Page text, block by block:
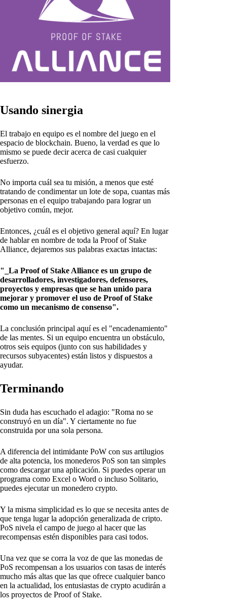
Usando sinergia
El trabajo en equipo es el nombre del juego en el
espacio de blockchain. Bueno, la verdad es que lo
mismo se puede decir acerca de casi cualquier
esfuerzo.
No importa cuál sea tu misión, a menos que esté
tratando de condimentar un lote de sopa, cuantas más
personas en el equipo trabajando para lograr un
objetivo común, mejor.
Entonces, ¿cuál es el objetivo general aquí? En lugar
de hablar en nombre de toda la Proof of Stake
Alliance, dejaremos sus palabras exactas intactas:
"_La Proof of Stake Alliance es un grupo de
desarrolladores, investigadores, defensores,
proyectos y empresas que se han unido para
mejorar y promover el uso de Proof of Stake
como un mecanismo de consenso".
La conclusión principal aquí es el "encadenamiento"
de las mentes. Si un equipo encuentra un obstáculo,
otros seis equipos (junto con sus habilidades y
recursos subyacentes) están listos y dispuestos a
ayudar.
Terminando
Sin duda has escuchado el adagio: "Roma no se
construyó en un día". Y ciertamente no fue
construida por una sola persona.
A diferencia del intimidante PoW con sus artilugios
de alta potencia, los monederos PoS son tan simples
como descargar una aplicación. Si puedes operar un
programa como Excel o Word o incluso Solitario,
puedes ejecutar un monedero crypto.
Y la misma simplicidad es lo que se necesita antes de
que tenga lugar la adopción generalizada de cripto.
PoS nivela el campo de juego al hacer que las
recompensas estén disponibles para casi todos.
Una vez que se corra la voz de que las monedas de
PoS recompensan a los usuarios con tasas de interés
mucho más altas que las que ofrece cualquier banco
en la actualidad, los entusiastas de crypto acudirán a
los proyectos de Proof of Stake.